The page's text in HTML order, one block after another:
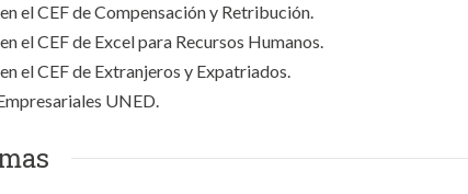
el CEF de Compensación y Retribución.
el CEF de Excel para Recursos Humanos.
el CEF de Extranjeros y Expatriados.
UNED.